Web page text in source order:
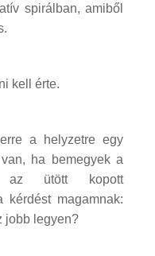
spirálban, amiből
kell érte.
a helyzetre egy
ha bemegyek a
az ütött kopott
kérdést magamnak:
jobb legyen?